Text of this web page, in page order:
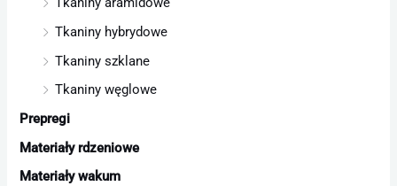
Tkaniny hybrydowe
Tkaniny szklane
Tkaniny węglowe
Prepregi
Materiały rdzeniowe
Materiały wakum